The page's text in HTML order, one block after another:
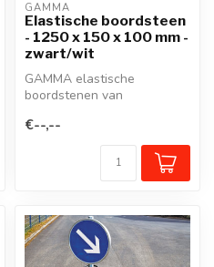
GAMMA
Elastische boordsteen
- 1250 x 150 x 100 mm -
zwart/wit
GAMMA elastische
boordstenen van
veelzijdige, flexibele...
€--,--